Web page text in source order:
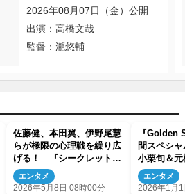
2026年08月07日（金）公開
出演：高橋文哉
監督：瀧悠輔
佐藤健、本田翼、伊野尾慧
らが極限の心理戦を繰り広
げる！ 『シークレット
NGハウス Season2』予告
解禁
エンタメ
2026年5月8日 08時00分
『Golden
間スペシ
小栗旬＆
力士軍団が
エンタメ
2026年1月